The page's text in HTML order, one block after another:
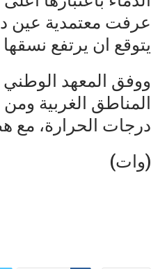
عرفت معتمدية عين
يتوقع ان يرتفع
ووفق المعهد
المناطق الغربية ومن
درجات الحرارة، مع
(وات)